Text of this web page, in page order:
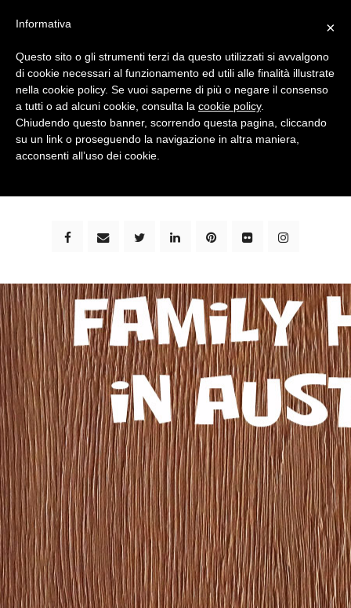
bimbi e viaggi - family travel blog: community #1 in
×
Informativa
Questo sito o gli strumenti terzi da questo utilizzati si avvalgono
di cookie necessari al funzionamento ed utili alle finalità illustrate
nella cookie policy. Se vuoi saperne di più o negare il consenso
a tutti o ad alcuni cookie, consulta la cookie policy.
Chiudendo questo banner, scorrendo questa pagina, cliccando
su un link o proseguendo la navigazione in altra maniera,
acconsenti all’uso dei cookie.